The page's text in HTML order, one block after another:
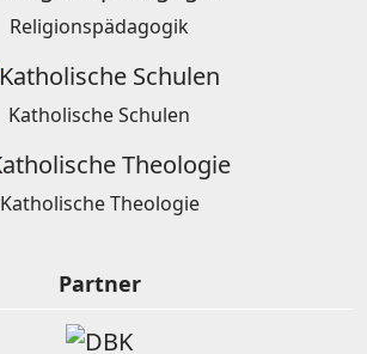
Religionspädagogik
Katholische Schulen
Katholische Theologie
Partner